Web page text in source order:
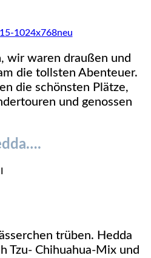
wir waren draußen und
die tollsten Abenteuer.
die schönsten Plätze,
und genossen
trüben. Hedda
Tzu- Chihuahua-Mix und